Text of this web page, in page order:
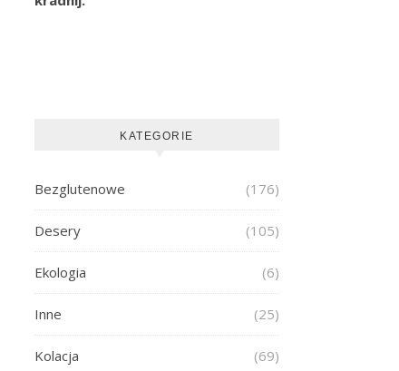
KATEGORIE
Bezglutenowe (176)
Desery (105)
Ekologia (6)
Inne (25)
Kolacja (69)